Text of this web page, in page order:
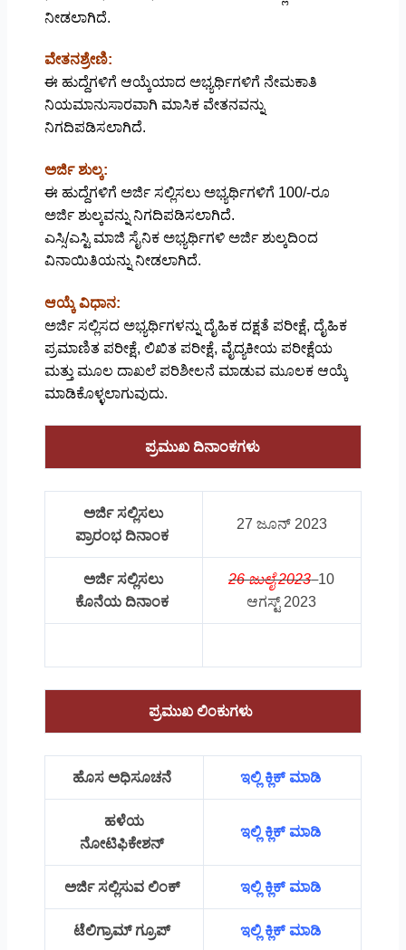
ನೀಡಲಾಗಿದೆ.
ವೇತನಶ್ರೇಣಿ:
ಈ ಹುದ್ದೆಗಳಿಗೆ ಆಯ್ಕೆಯಾದ ಅಭ್ಯರ್ಥಿಗಳಿಗೆ ನೇಮಕಾತಿ
ನಿಯಮಾನುಸಾರವಾಗಿ ಮಾಸಿಕ ವೇತನವನ್ನು
ನಿಗದಿಪಡಿಸಲಾಗಿದೆ.
ಅರ್ಜಿ ಶುಲ್ಕ:
ಈ ಹುದ್ದೆಗಳಿಗೆ ಅರ್ಜಿ ಸಲ್ಲಿಸಲು ಅಭ್ಯರ್ಥಿಗಳಿಗೆ 100/-ರೂ
ಅರ್ಜಿ ಶುಲ್ಕವನ್ನು ನಿಗದಿಪಡಿಸಲಾಗಿದೆ.
ಎಸ್ಸಿ/ಎಸ್ಟಿ ಮಾಜಿ ಸೈನಿಕ ಅಭ್ಯರ್ಥಿಗಳಿ ಅರ್ಜಿ ಶುಲ್ಕದಿಂದ
ವಿನಾಯಿತಿಯನ್ನು ನೀಡಲಾಗಿದೆ.
ಆಯ್ಕೆ ವಿಧಾನ:
ಅರ್ಜಿ ಸಲ್ಲಿಸದ ಅಭ್ಯರ್ಥಿಗಳನ್ನು ದೈಹಿಕ ದಕ್ಷತೆ ಪರೀಕ್ಷೆ, ದೈಹಿಕ
ಪ್ರಮಾಣಿತ ಪರೀಕ್ಷೆ, ಲಿಖಿತ ಪರೀಕ್ಷೆ, ವೈದ್ಯಕೀಯ ಪರೀಕ್ಷೆಯ
ಮತ್ತು ಮೂಲ ದಾಖಲೆ ಪರಿಶೀಲನೆ ಮಾಡುವ ಮೂಲಕ ಆಯ್ಕೆ
ಮಾಡಿಕೊಳ್ಳಲಾಗುವುದು.
ಪ್ರಮುಖ ದಿನಾಂಕಗಳು
ಅರ್ಜಿ ಸಲ್ಲಿಸಲು
ಪ್ರಾರಂಭ ದಿನಾಂಕ
27 ಜೂನ್ 2023
ಅರ್ಜಿ ಸಲ್ಲಿಸಲು
ಕೊನೆಯ ದಿನಾಂಕ
26 ಜುಲೈ 2023 10
ಆಗಸ್ಟ್ 2023
ಪ್ರಮುಖ ಲಿಂಕುಗಳು
ಹೊಸ ಅಧಿಸೂಚನೆ ಇಲ್ಲಿ ಕ್ಲಿಕ್ ಮಾಡಿ
ಹಳೆಯ
ನೋಟಿಫಿಕೇಶನ್
ಇಲ್ಲಿ ಕ್ಲಿಕ್ ಮಾಡಿ
ಅರ್ಜಿ ಸಲ್ಲಿಸುವ ಲಿಂಕ್ ಇಲ್ಲಿ ಕ್ಲಿಕ್ ಮಾಡಿ
ಟೆಲಿಗ್ರಾಮ್ ಗ್ರೂಪ್ ಇಲ್ಲಿ ಕ್ಲಿಕ್ ಮಾಡಿ